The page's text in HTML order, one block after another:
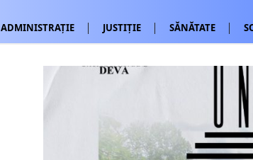
ADMINISTRAȚIE JUSTIȚIE SĂNĂTATE